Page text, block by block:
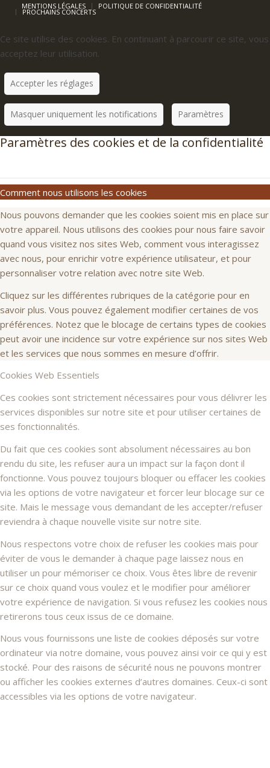
MENTIONS LÉGALES
POLITIQUE DE CONFIDENTIALITÉ
PROCHAINS CONCERTS
Ce site utilise des cookies. En continuant à parcourir ce site, vous
acceptez leur utilisation.
Accepter les réglages
Masquer uniquement les notifications Paramètres
Paramètres des cookies et de la confidentialité
Comment nous utilisons les cookies
Nous pouvons demander que les cookies soient mis en place sur
votre appareil. Nous utilisons des cookies pour nous faire savoir
quand vous visitez nos sites Web, comment vous interagissez
avec nous, pour enrichir votre expérience utilisateur, et pour
personnaliser votre relation avec notre site Web.
Cliquez sur les différentes rubriques de la catégorie pour en
savoir plus. Vous pouvez également modifier certaines de vos
préférences. Notez que le blocage de certains types de cookies
peut avoir une incidence sur votre expérience sur nos sites Web
et les services que nous sommes en mesure d’offrir.
Cookies Web Essentiels
Ces cookies sont strictement nécessaires pour vous délivrer les
services disponibles sur notre site et pour utiliser certaines de
ses fonctionnalités.
Du fait que ces cookies sont absolument nécessaires au bon
rendu du site, les refuser aura un impact sur la façon dont il
fonctionne. Vous pouvez toujours bloquer ou effacer les cookies
via les options de votre navigateur et forcer leur blocage sur ce
site. Mais le message vous demandant de les accepter/refuser
reviendra à chaque nouvelle visite sur notre site.
Nous respectons votre choix de refuser les cookies mais pour
éviter de vous le demander à chaque page laissez nous en
utiliser un pour mémoriser ce choix. Vous êtes libre de revenir
sur ce choix quand vous voulez et le modifier pour améliorer
votre expérience de navigation. Si vous refusez les cookies nous
retirerons tous ceux issus de ce domaine.
Nous vous fournissons une liste de cookies déposés sur votre
ordinateur via notre domaine, vous pouvez ainsi voir ce qui y est
stocké. Pour des raisons de sécurité nous ne pouvons montrer
ou afficher les cookies externes d’autres domaines. Ceux-ci sont
accessibles via les options de votre navigateur.